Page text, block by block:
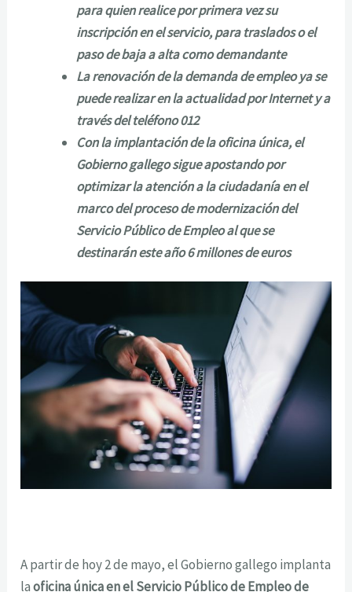
para quien realice por primera vez su
inscripción en el servicio, para traslados o el
paso de baja a alta como demandante
La renovación de la demanda de empleo ya se
puede realizar en la actualidad por Internet y a
través del teléfono 012
Con la implantación de la oficina única, el
Gobierno gallego sigue apostando por
optimizar la atención a la ciudadanía en el
marco del proceso de modernización del
Servicio Público de Empleo al que se
destinarán este año 6 millones de euros
A partir de hoy 2 de mayo, el Gobierno gallego implanta
laoficina única en el Servicio Público de Empleo de